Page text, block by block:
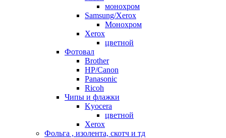
монохром
Samsung/Xerox
Монохром
Xerox
цветной
Фотовал
Brother
HP/Canon
Panasonic
Ricoh
Чипы и флажки
Kyocera
цветной
Xerox
Фольга , изолента, скотч и тд